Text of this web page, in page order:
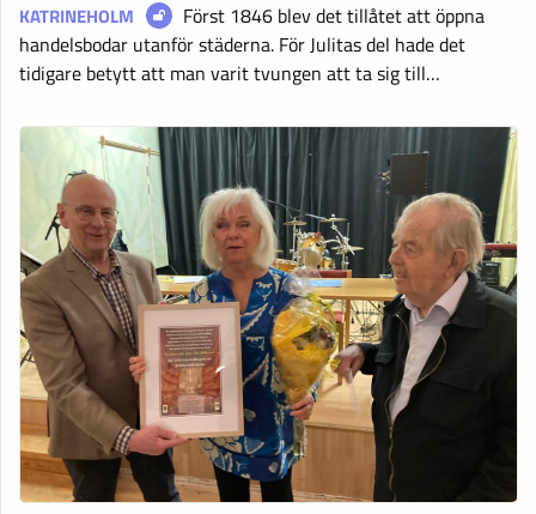
KATRINEHOLM
Först 1846 blev det tillåtet att öppna
handelsbodar utanför städerna. För Julitas del hade det
tidigare betytt att man varit tvungen att ta sig till…